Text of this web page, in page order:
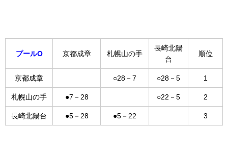
プールO 京都成章 札幌山の手
長崎北陽
台
順位
京都成章 ○28－7 ○28－5 1
札幌山の手 ●7－28 ○22－5 2
長崎北陽台 ●5－28 ●5－22 3